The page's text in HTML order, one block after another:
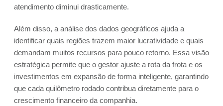
atendimento diminui drasticamente.
Além disso, a análise dos dados geográficos ajuda a
identificar quais regiões trazem maior lucratividade e quais
demandam muitos recursos para pouco retorno. Essa visão
estratégica permite que o gestor ajuste a rota da frota e os
investimentos em expansão de forma inteligente, garantindo
que cada quilômetro rodado contribua diretamente para o
crescimento financeiro da companhia.